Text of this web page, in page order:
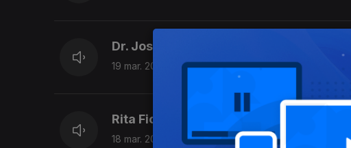
Dr. José Dinis
19 mar. 2019
Rita Fior
18 mar. 2019